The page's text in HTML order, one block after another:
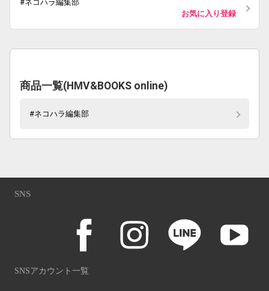
#ネコハラ編集部
お気に入り登録
商品一覧(HMV&BOOKS online)
#ネコハラ編集部
SNS
SNSアカウント一覧